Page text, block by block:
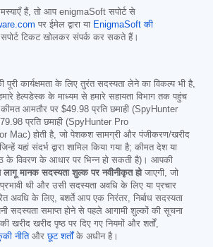
हैं, तो आप enigmaSoft सपोर्ट से
पर ईमेल द्वारा या EnigmaSoft की
सपोर्ट टिकट खोलकर संपर्क कर सकते हैं।
कार्यक्षमता के लिए तुरंत सदस्यता लेने का विकल्प भी है,
हेल्पडेस्क के माध्यम से हमारे सहायता विभाग तक पहुंच
आमतौर पर $49.98 प्रति छमाही (SpyHunter
प्रति छमाही (SpyHunter Pro
Mac) होती है, जो पेशकश सामग्री और पंजीकरण/खरीद
यहां संदर्भ द्वारा शामिल किया गया है; कीमत देश या
के विवरण के आधार पर भिन्न हो सकती है)। आपकी
मानक सदस्यता शुल्क पर नवीनीकृत होजाएगी, जो
थी और उसी सदस्यता अवधि के लिए या प्रचार
अवधि के लिए, बशर्ते आप एक निरंतर, निर्बाध सदस्यता
सदस्यता समाप्त होने से पहले आगामी शुल्कों की सूचना
खरीद खरीद पृष्ठ पर दिए गए नियमों और शर्तों,
नीतिऔरछूट शर्तोंके अधीन है।